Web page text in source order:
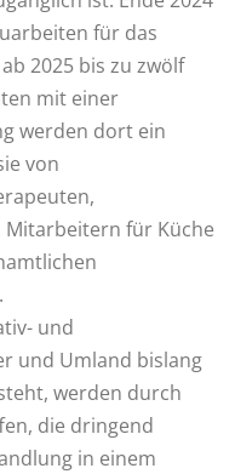
für das
2025 bis zu zwölf
mit einer
werden dort ein
von
für Küche
und
und Umland bislang
werden durch
die dringend
in einem